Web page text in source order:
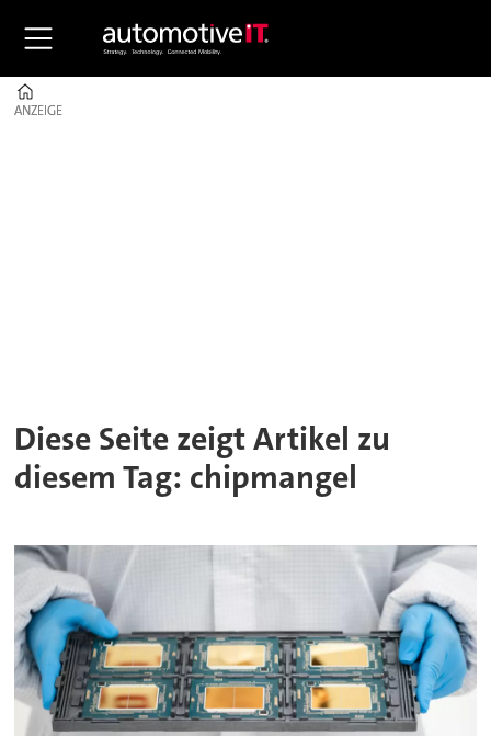
ANZEIGE
ANZEIGE
Diese Seite zeigt Artikel zu
diesem Tag: chipmangel